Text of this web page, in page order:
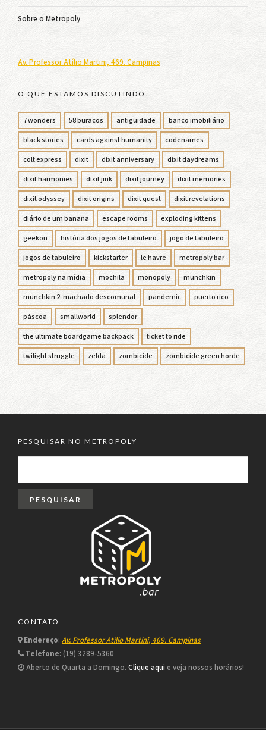
Sobre o Metropoly
Av. Professor Atílio Martini, 469. Campinas
O QUE ESTAMOS DISCUTINDO…
7 wonders 58 buracos antiguidade banco imobiliário
black stories cards against humanity codenames
colt express dixit dixit anniversary dixit daydreams
dixit harmonies dixit jink dixit journey dixit memories
dixit odyssey dixit origins dixit quest dixit revelations
diário de um banana escape rooms exploding kittens
geekon história dos jogos de tabuleiro jogo de tabuleiro
jogos de tabuleiro kickstarter le havre metropoly bar
metropoly na mídia mochila monopoly munchkin
munchkin 2: machado descomunal pandemic puerto rico
páscoa smallworld splendor
the ultimate boardgame backpack ticket to ride
twilight struggle zelda zombicide zombicide green horde
PESQUISAR NO METROPOLY
CONTATO
Endereço: Av. Professor Atílio Martini, 469. Campinas
Telefone: (19) 3289-5360
Aberto de Quarta a Domingo. Clique aqui e veja nossos horários!